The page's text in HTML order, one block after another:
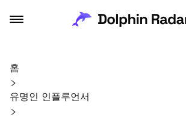
홈
유명인 인플루언서